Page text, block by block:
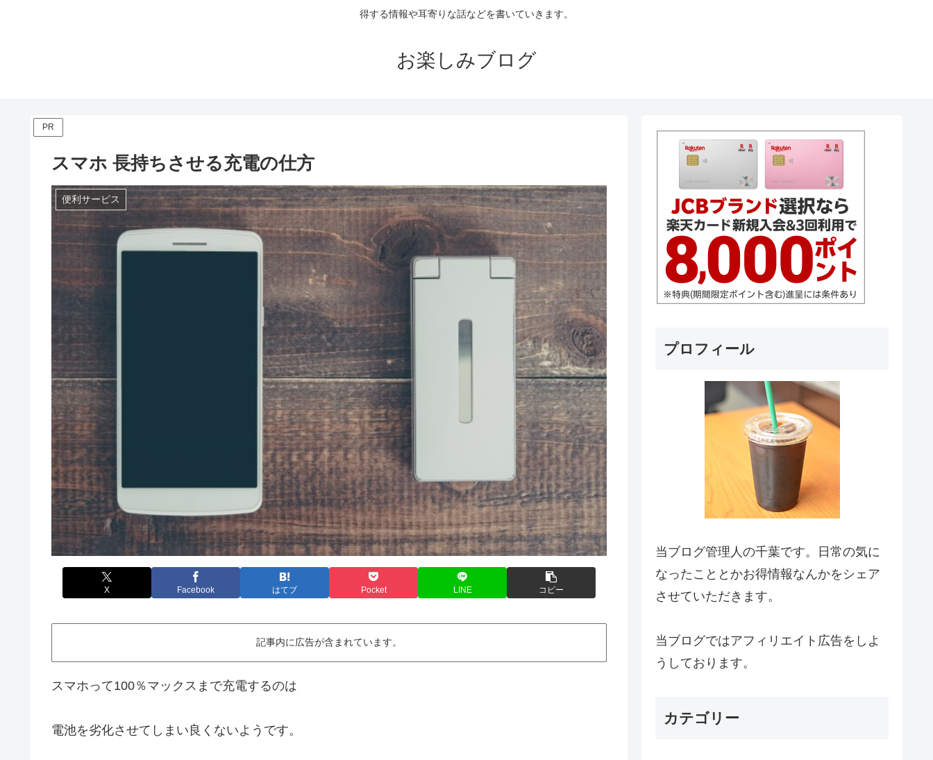
得する情報や耳寄りな話などを書いていきます。
お楽しみブログ
PR
スマホ 長持ちさせる充電の仕方
便利サービス
X Facebook はてブ Pocket LINE コピー
記事内に広告が含まれています。
スマホって100％マックスまで充電するのは
電池を劣化させてしまい良くないようです。
プロフィール
当ブログ管理人の千葉です。日常の気に
なったこととかお得情報なんかをシェア
させていただきます。
当ブログではアフィリエイト広告をしよ
うしております。
カテゴリー